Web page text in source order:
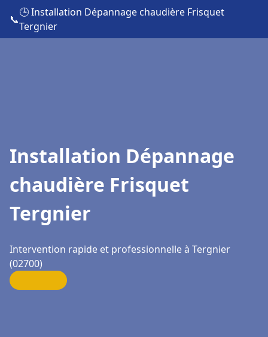
📞
🕒 Installation Dépannage chaudière Frisquet
Tergnier
Installation Dépannage
chaudière Frisquet
Tergnier
Intervention rapide et professionnelle à Tergnier
(02700)